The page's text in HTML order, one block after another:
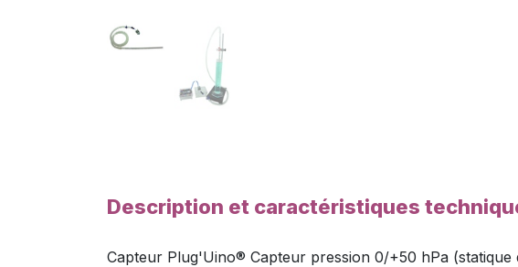
Description et caractéristiques
Capteur Plug'Uino® Capteur pression 0/+50 hPa